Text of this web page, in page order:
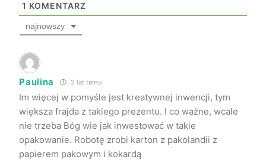
1 KOMENTARZ
najnowszy
Paulina 2 lat temu
Im więcej w pomyśle jest kreatywnej inwencji, tym
większa frajda z takiego prezentu. I co ważne, wcale
nie trzeba Bóg wie jak inwestować w takie
opakowanie. Robotę zrobi karton z pakolandii z
papierem pakowym i kokardą